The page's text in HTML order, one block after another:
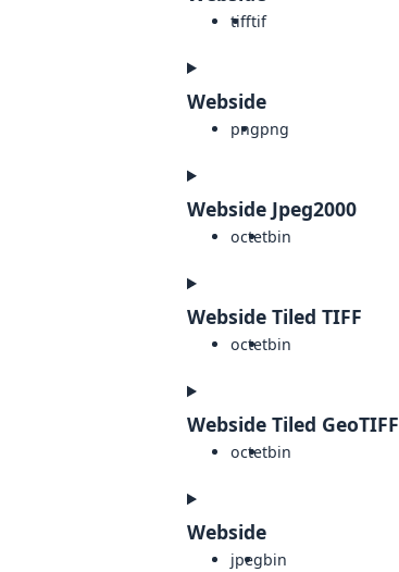
tifftif
Webside
pngpng
Webside Jpeg2000
octetbin
Webside Tiled TIFF
octetbin
Webside Tiled GeoTIFF
octetbin
Webside
jpegbin